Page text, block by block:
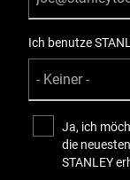
Ich benutze
Ja, ich
die
STANLEY